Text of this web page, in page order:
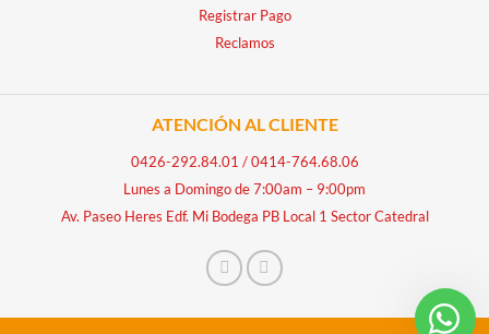
Registrar Pago
Reclamos
ATENCIÓN AL CLIENTE
0426-292.84.01 /0414-764.68.06
Lunes a Domingo de 7:00am – 9:00pm
Av. Paseo Heres Edf. Mi Bodega PB Local 1 Sector Catedral